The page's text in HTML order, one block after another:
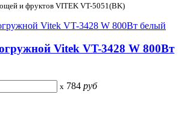
и фруктов VITEK VT-5051(BK)
Vitek VT-3428 W 800Вт
x 784 руб